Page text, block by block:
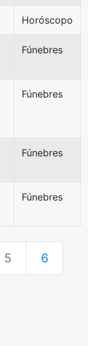
Horóscopo
Fúnebres
Fúnebres
Fúnebres
Fúnebres
5 6